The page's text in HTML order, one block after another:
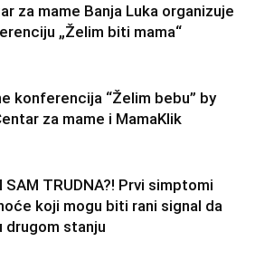
za mame Banja Luka organizuje
„Želim biti mama“
konferencija “Želim bebu” by
za mame i MamaKlik
SAM TRUDNA?! Prvi simptomi
koji mogu biti rani signal da
drugom stanju